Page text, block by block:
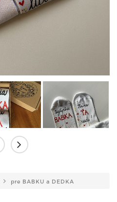
pre BABKU a DEDKA